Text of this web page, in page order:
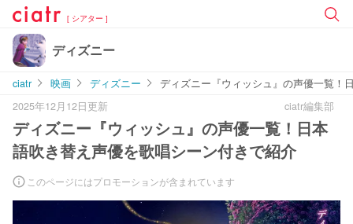
[ シアター ]
ディズニー
ciatr 映画 ディズニー
ディズニー『ウィッシュ』の声優一覧！
2025年12月12日更新
ciatr編集部
ディズニー『ウィッシュ』の声優一覧！日本
語吹き替え声優を歌唱シーン付きで紹介
このページにはプロモーションが含まれています